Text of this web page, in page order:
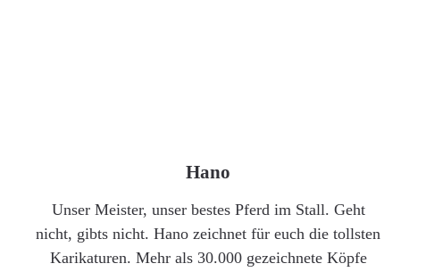
Hano
Unser Meister, unser bestes Pferd im Stall. Geht
nicht, gibts nicht. Hano zeichnet für euch die tollsten
Karikaturen. Mehr als 30.000 gezeichnete Köpfe